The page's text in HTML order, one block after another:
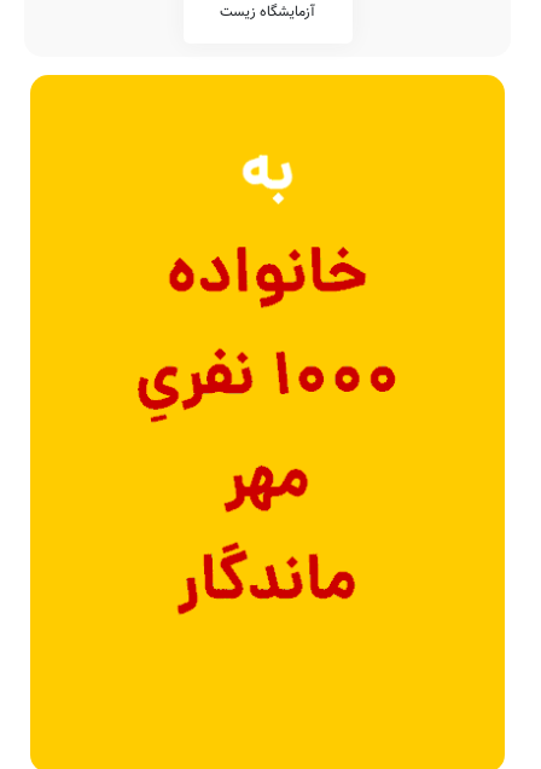
آزمایشگاه زیست